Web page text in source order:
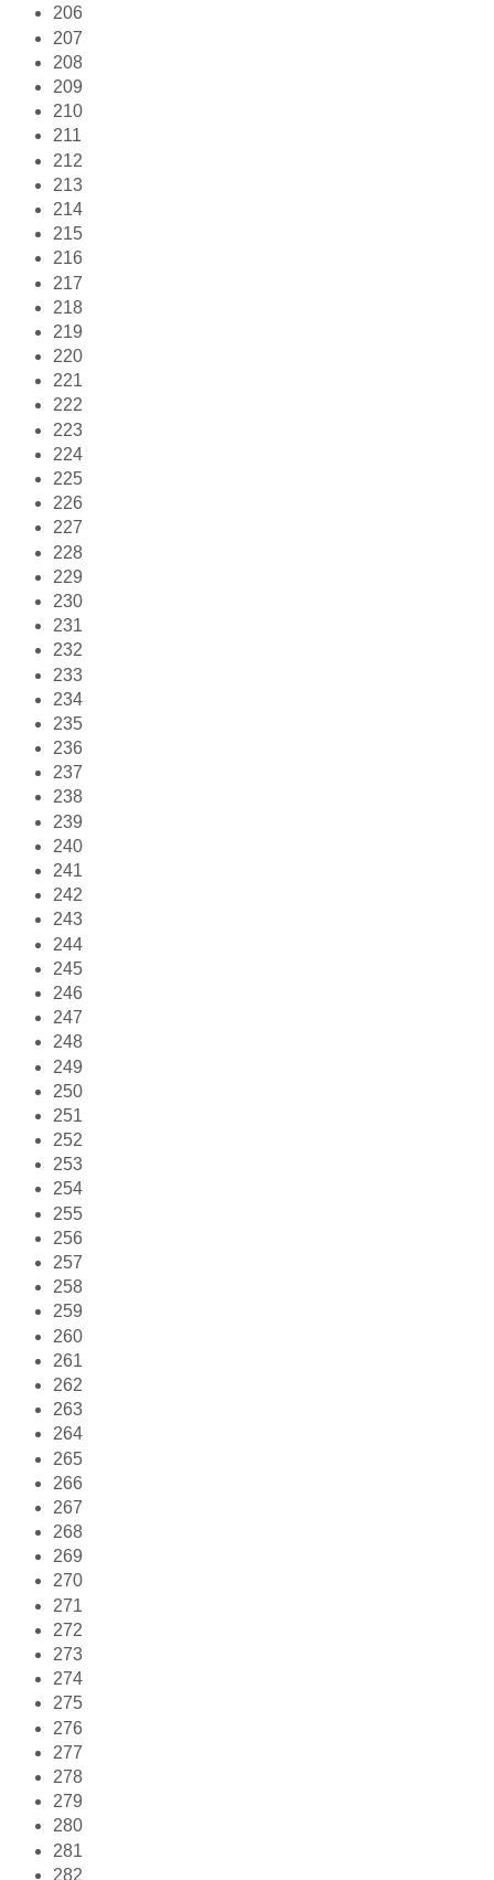
206
207
208
209
210
211
212
213
214
215
216
217
218
219
220
221
222
223
224
225
226
227
228
229
230
231
232
233
234
235
236
237
238
239
240
241
242
243
244
245
246
247
248
249
250
251
252
253
254
255
256
257
258
259
260
261
262
263
264
265
266
267
268
269
270
271
272
273
274
275
276
277
278
279
280
281
282